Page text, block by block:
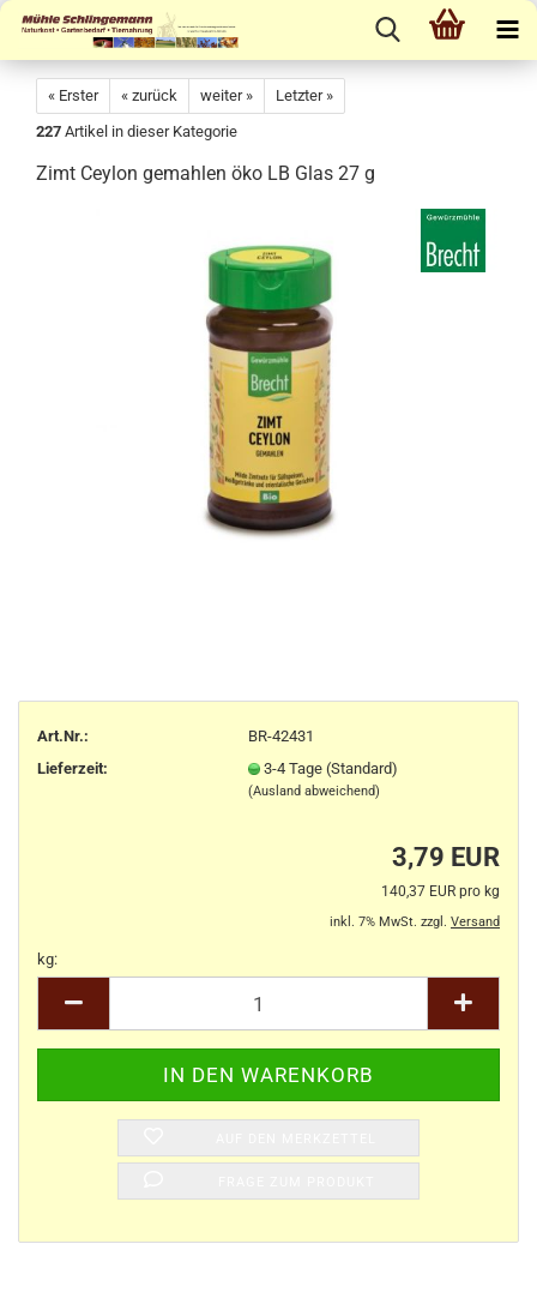
« Erster « zurück weiter »
Letzter »
227 Artikel in dieser Kategorie
Zimt Ceylon gemahlen öko LB Glas 27 g
Art.Nr.:
BR-42431
Lieferzeit:
3-4 Tage (Standard)
(Ausland abweichend)
3,79 EUR
140,37 EUR pro kg
inkl. 7% MwSt. zzgl. Versand
kg: